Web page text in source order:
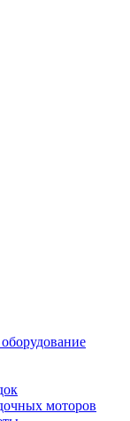
моторов